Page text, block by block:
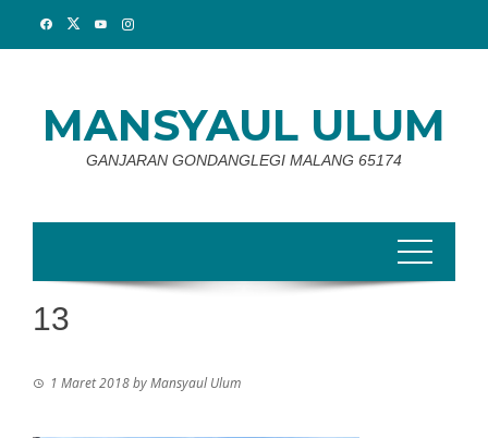
MANSYAUL ULUM
GANJARAN GONDANGLEGI MALANG 65174
13
1 Maret 2018byMansyaul Ulum